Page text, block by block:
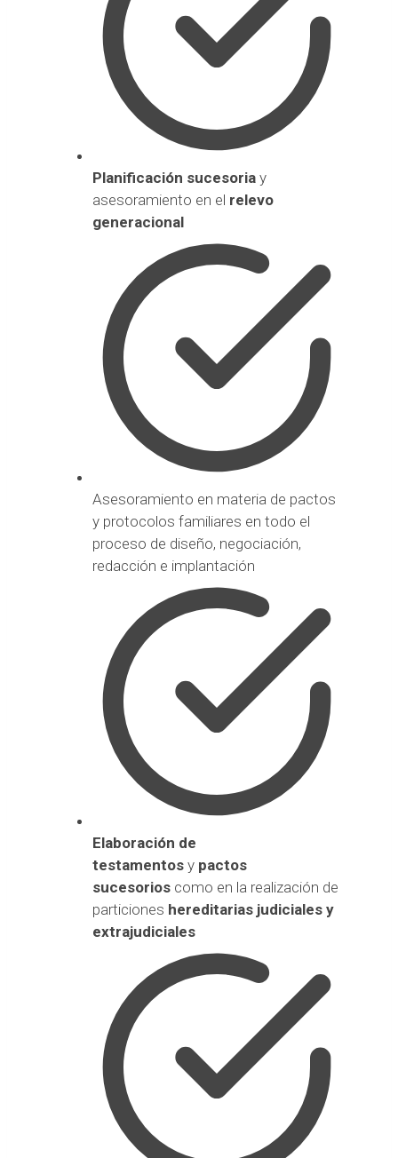
Planificación sucesoria y
asesoramiento en el relevo
generacional
Asesoramiento en materia de pactos
y protocolos familiares en todo el
proceso de diseño, negociación,
redacción e implantación
Elaboración de
testamentos y pactos
sucesorios como en la realización de
particiones hereditarias judiciales y
extrajudiciales